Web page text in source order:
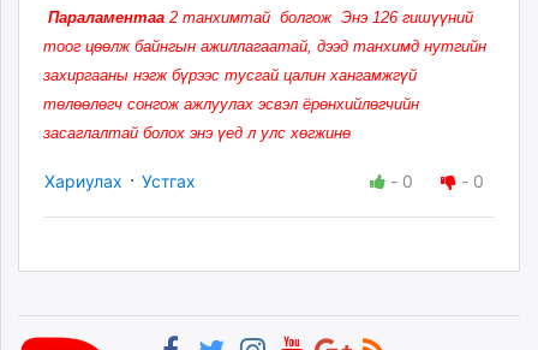
Параламентаа 2 танхимтай болгож Энэ 126 гишүүний
тоог цөөлж байнгын ажиллагаатай, дээд танхимд нутгийн
захиргааны нэгж бүрээс тусгай цалин хангамжгүй
төлөөлөгч сонгож ажлуулах эсвэл ёрөнхийлөгчийн
засаглалтай болох энэ үед л улс хөгжинө
Хариулах · Устгах - 0 - 0